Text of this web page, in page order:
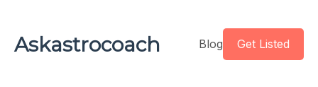
Askastrocoach Blog Get Listed